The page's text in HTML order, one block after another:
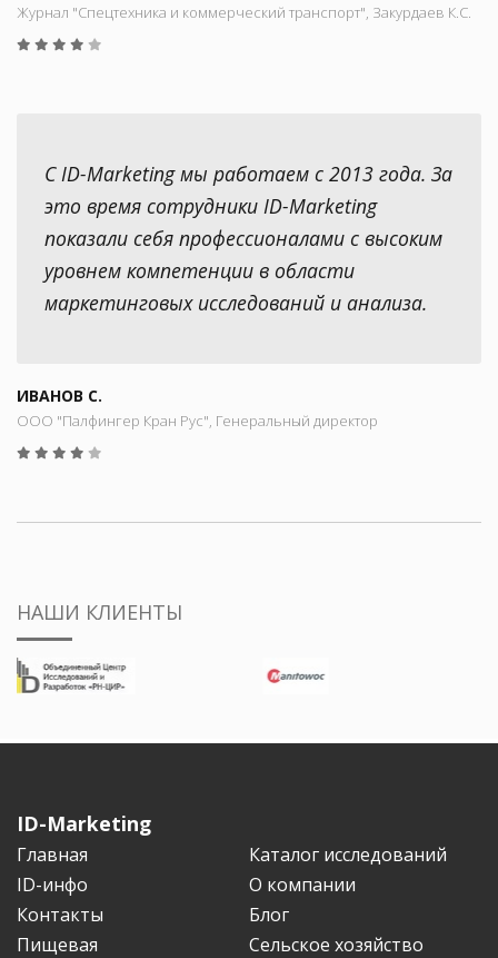
Журнал "Спецтехника и коммерческий транспорт", Закурдаев К.С.
С ID-Marketing мы работаем с 2013 года. За
это время сотрудники ID-Marketing
показали себя профессионалами с высоким
уровнем компетенции в области
маркетинговых исследований и анализа.
ИВАНОВ С.
ООО "Палфингер Кран Рус", Генеральный директор
НАШИ КЛИЕНТЫ
ID-Marketing
Главная
Каталог исследований
ID-инфо
О компании
Контакты
Блог
Пищевая
Сельское хозяйство